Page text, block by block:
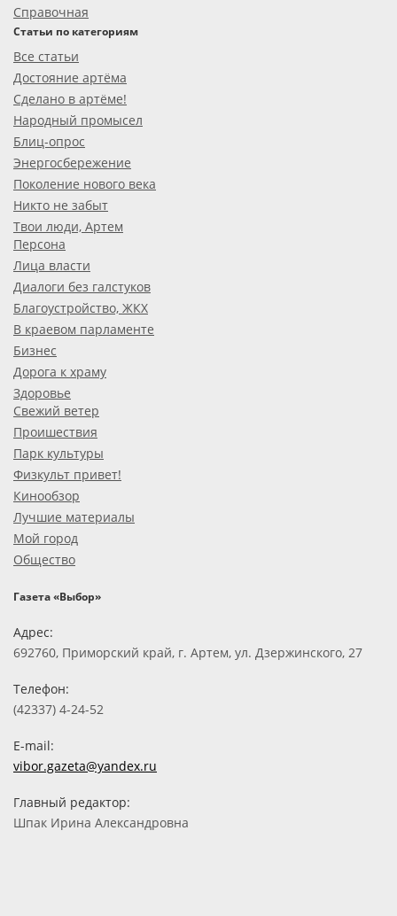
Справочная
Статьи по категориям
Все статьи
Достояние артёма
Сделано в артёме!
Народный промысел
Блиц-опрос
Энергосбережение
Поколение нового века
Никто не забыт
Твои люди, Артем
Персона
Лица власти
Диалоги без галстуков
Благоустройство, ЖКХ
В краевом парламенте
Бизнес
Дорога к храму
Здоровье
Свежий ветер
Проишествия
Парк культуры
Физкульт привет!
Кинообзор
Лучшие материалы
Мой город
Общество
Газета «Выбор»
Адрес:
692760, Приморский край, г. Артем, ул. Дзержинского, 27
Телефон:
(42337) 4-24-52
E-mail:
vibor.gazeta@yandex.ru
Главный редактор:
Шпак Ирина Александровна